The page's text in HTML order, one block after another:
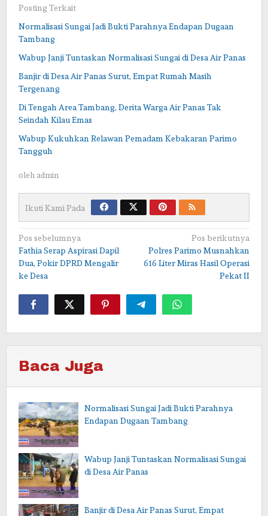
Posting Terkait
Normalisasi Sungai Jadi Bukti Parahnya Endapan Dugaan
Tambang
Wabup Janji Tuntaskan Normalisasi Sungai di Desa Air Panas
Banjir di Desa Air Panas Surut, Empat Rumah Masih
Tergenang
Di Tengah Area Tambang, Derita Warga Air Panas Tak
Seindah Kilau Emas
Wabup Kukuhkan Relawan Pemadam Kebakaran Parimo
Tangguh
oleh admin
Ikuti Kami Pada
Navigasi
pos
Pos sebelumnya
Fathia Serap Aspirasi Dapil
Dua, Pokir DPRD Mengalir
ke Desa
Pos berikutnya
Polres Parimo Musnahkan
616 Liter Miras Hasil Operasi
Pekat II
Baca Juga
Normalisasi Sungai Jadi Bukti Parahnya
Endapan Dugaan Tambang
Wabup Janji Tuntaskan Normalisasi Sungai
di Desa Air Panas
Banjir di Desa Air Panas Surut, Empat